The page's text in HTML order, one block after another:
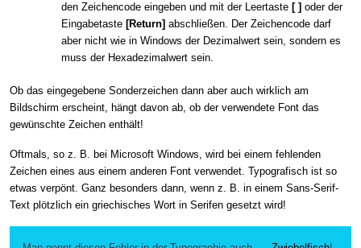
den Zeichencode eingeben und mit der Leertaste [ ] oder der
Eingabetaste [Return] abschließen. Der Zeichencode darf
aber nicht wie in Windows der Dezimalwert sein, sondern es
muss der Hexadezimalwert sein.
Ob das eingegebene Sonderzeichen dann aber auch wirklich am
Bildschirm erscheint, hängt davon ab, ob der verwendete Font das
gewünschte Zeichen enthält!
Oftmals, so z. B. bei Microsoft Windows, wird bei einem fehlenden
Zeichen eines aus einem anderen Font verwendet. Typografisch ist so
etwas verpönt. Ganz besonders dann, wenn z. B. in einem Sans-Serif-
Text plötzlich ein griechisches Wort in Serifen gesetzt wird!